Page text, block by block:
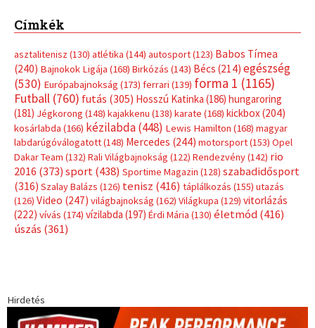
Címkék
asztalitenisz (130) atlétika (144) autosport(123) Babos Tímea
(240) Bajnokok Ligája (168) Birkózás (143) Bécs (214) egészség
(530) Európabajnokság (173) ferrari (139) forma 1 (1165)
Futball (760) futás (305) Hosszú Katinka (186) hungaroring
(181) Jégkorong (148) kajakkenu (138) karate (168) kickbox(204)
kosárlabda (166) kézilabda(448) Lewis Hamilton (168) magyar
labdarúgóválogatott(148) Mercedes (244) motorsport(153) Opel
Dakar Team (132) Rali Világbajnokság (122) Rendezvény(142) rio
2016 (373) sport(438) Sportime Magazin (128) szabadidősport
(316) Szalay Balázs (126) tenisz (416) táplálkozás (155) utazás
(126) Video (247) világbajnokság (162) Világkupa (129) vitorlázás
(222) vívás (174) vízilabda (197) Érdi Mária (130) életmód(416)
úszás (361)
Hirdetés